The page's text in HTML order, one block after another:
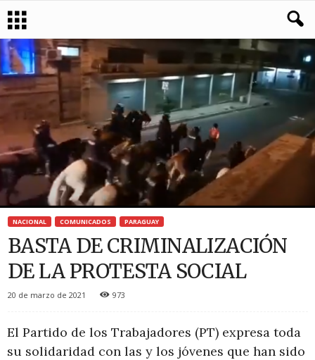
NACIONAL COMUNICADOS PARAGUAY
BASTA DE CRIMINALIZACIÓN
DE LA PROTESTA SOCIAL
20 de marzo de 2021 973
El Partido de los Trabajadores (PT) expresa toda
su solidaridad con las y los jóvenes que han sido